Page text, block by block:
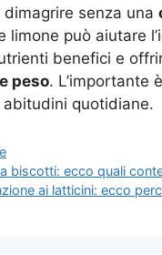
dimagrire senza una
limone può aiutare
benefici e
peso. L’importante
abitudini quotidiane.
biscotti: ecco quali
ai latticini: ecco